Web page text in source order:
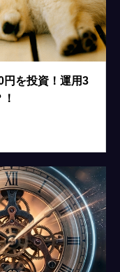
円を投資！運用3